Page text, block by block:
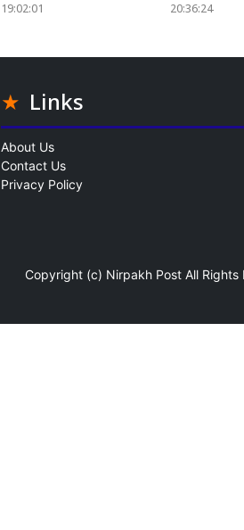
19:02:01
20:36:24
Links
About Us
Contact Us
Privacy Policy
Copyright (c) Nirpakh Post All Rights